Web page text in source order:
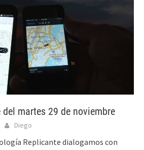
del martes 29 de noviembre
Diego
Replicante dialogamos con